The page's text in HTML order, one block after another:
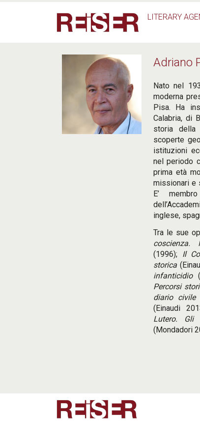
LITERARY
Adriano
Nato nel
moderna
Pisa. Ha
Calabria, di
storia della
scoperte
istituzioni
nel periodo
prima età
missionari e
E’
inglese,
Tra le sue
coscienza.
(1996); Il
storica
infanticidio
Percorsi
diario civile
(Einaudi
Lutero.
(Mondadori